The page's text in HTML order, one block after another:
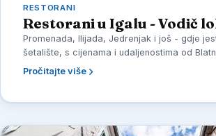
RESTORANI
Restorani u Igalu - Vodič
Promenada, Ilijada, Jedrenjak i još - gdje
šetalište, s cijenama i udaljenostima od
Pročitajte više